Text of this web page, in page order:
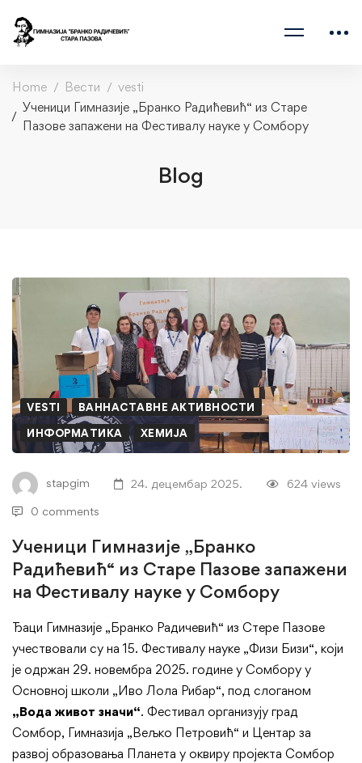
Home Вести
vesti
Ученици Гимназије „Бранко Радићевић“ из Старе
Пазове запажени на Фестивалу науке у Сомбору
Blog
Ученици
Гимназије
„Бранко
Радићевић“
из
Старе
Пазове
запажени
на
Фестивалу
науке
у
Сомбору
VESTI
ВАННАСТАВНЕ АКТИВНОСТИ
ИНФОРМАТИКА
ХЕМИЈА
stapgim 24. децембар 2025. 624 views
0 comments
Ученици Гимназије „Бранко
Радићевић“ из Старе Пазове запажени
на Фестивалу науке у Сомбору
Ђаци Гимназије „Бранко Радичевић“ из Стере Пазове
учествовали су на 15. Фестивалу науке „Физи Бизи“, који
је одржан 29. новембра 2025. године у Сомбору у
Основној школи „Иво Лола Рибар“, под слоганом
„Вода живот значи“. Фестивал организују град
Сомбор, Гимназија „Вељко Петровић“ и Центар за
развој образовања Планета у оквиру пројекта Сомбор